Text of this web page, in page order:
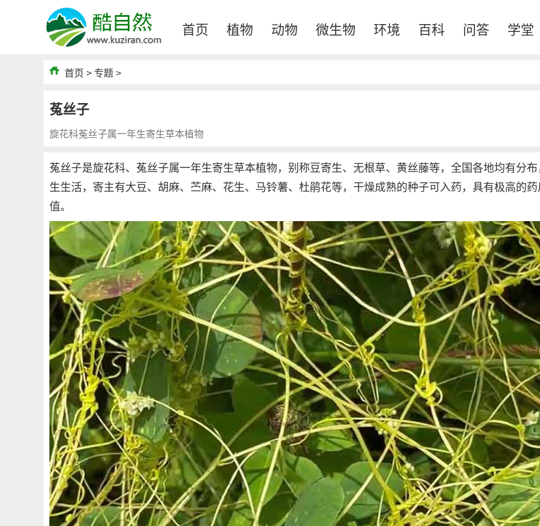
首页 植物 动物 微生物 环境 百科 问答 学堂
首页 > 专题 >
菟丝子
旋花科菟丝子属一年生寄生草本植物
菟丝子是旋花科、菟丝子属一年生寄生草本植物，别称豆寄生、无根草、黄丝藤等，全国各地均有分
生生活，寄主有大豆、胡麻、苎麻、花生、马铃薯、杜鹃花等，干燥成熟的种子可入药，具有极高的药
值。